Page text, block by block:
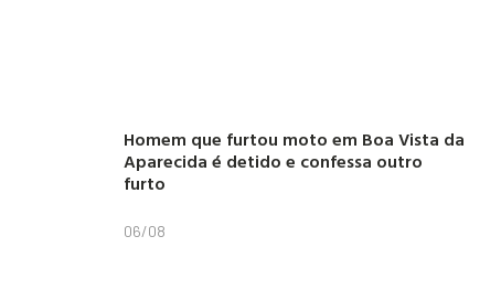
Homem que furtou moto em Boa Vista da
Aparecida é detido e confessa outro
furto
06/08